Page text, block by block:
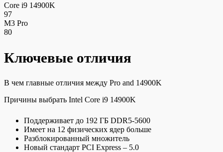
Core i9 14900K
97
M3 Pro
80
Ключевые отличия
В чем главные отличия между Pro and 14900K
Причины выбрать Intel Core i9 14900K
Поддерживает до 192 ГБ DDR5-5600
Имеет на 12 физических ядер больше
Разблокированный множитель
Новый стандарт PCI Express – 5.0